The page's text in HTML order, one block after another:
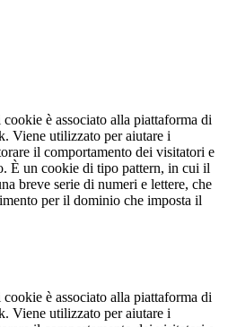
è associato alla piattaforma di
Viene utilizzato per aiutare i
il comportamento dei visitatori e
È un cookie di tipo pattern, in cui il
breve serie di numeri e lettere, che
per il dominio che imposta il
è associato alla piattaforma di
Viene utilizzato per aiutare i